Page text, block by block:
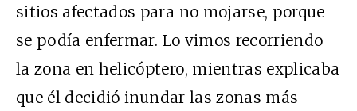
sitios afectados para no mojarse, porque
se podía enfermar. Lo vimos recorriendo
la zona en helicóptero, mientras explicaba
que él decidió inundar las zonas más